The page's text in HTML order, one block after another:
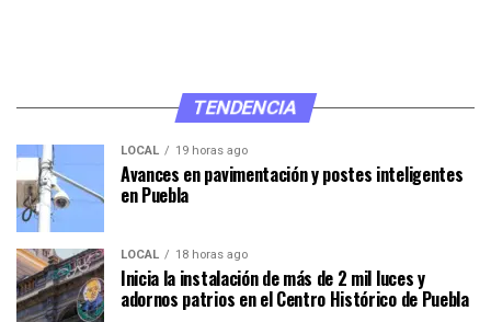
TENDENCIA
LOCAL 19 horas ago
Avances en pavimentación y postes inteligentes
en Puebla
LOCAL 18 horas ago
Inicia la instalación de más de 2 mil luces y
adornos patrios en el Centro Histórico de Puebla